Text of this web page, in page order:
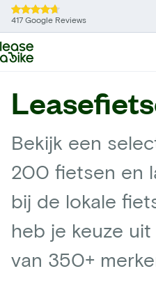
417 Google Reviews
Bekijk een
200 fietsen en
bij de lokale
heb je keuze
van 350+